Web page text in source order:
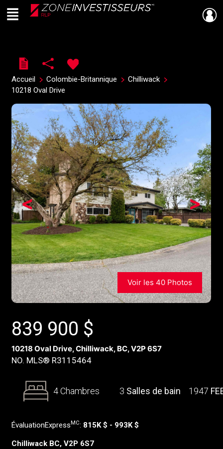
Live
En Direct
Menu
Accueil Colombie-Britannique
Chilliwack
10218 Oval Drive
>
<
Voir les 40 Photos
839 900 $
10218 Oval Drive, Chilliwack, BC, V2P 6S7
NO. MLS® R3115464
4 Chambres 3 Salles de bain 1947
ÉvaluationExpress MC: 815K $ - 993K $
Chilliwack BC, V2P 6S7